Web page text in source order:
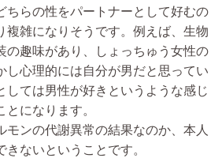
ちらの性をパートナーとして好むの
複雑になりそうです。例えば、生物
の趣味があり、しょっちゅう女性の
し心理的には自分が男だと思ってい
しては男性が好きというような感じ
になります。
ンの代謝異常の結果なのか、本人
ないということです。